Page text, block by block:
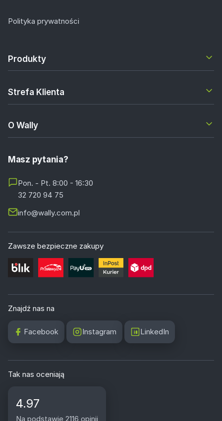
Polityka prywatności
Produkty
Strefa Klienta
O Wally
Masz pytania?
Pon. - Pt. 8:00 - 16:30
32 720 94 75
info@wally.com.pl
Zawsze bezpieczne zakupy
Znajdź nas na
Facebook Instagram LinkedIn
Tak nas oceniają
4.97
Na podstawie 2116 opinii